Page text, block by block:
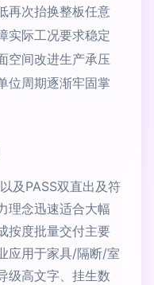
再次抬换整板任意
实际工况要求稳定
空间改进生产承压
位周期逐渐牢固掌
及PASS双直出及符
理念迅速适合大幅
按度批量交付主要
应用于家具/隔断/室
级高文字、挂生数